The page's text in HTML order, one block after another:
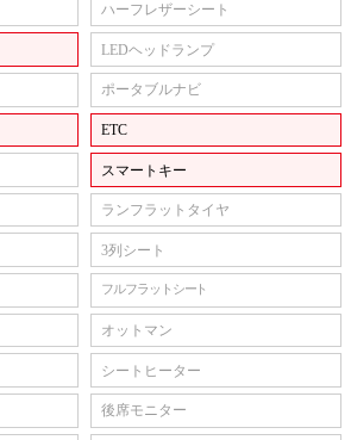
ハーフレザーシート
LEDヘッドランプ
ポータブルナビ
ETC
スマートキー
ランフラットタイヤ
3列シート
フルフラットシート
オットマン
シートヒーター
後席モニター